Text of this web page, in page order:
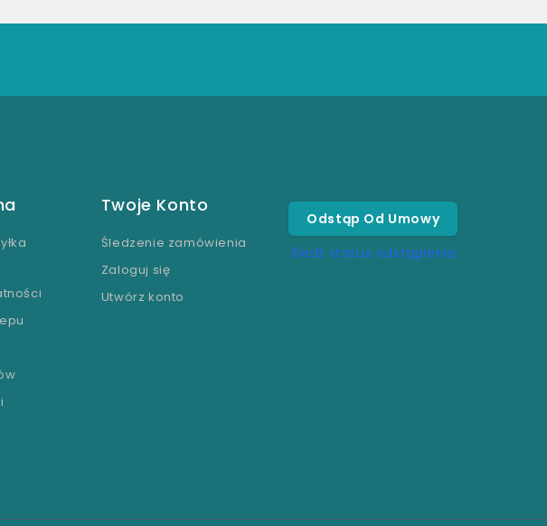
Twoje Konto
Śledzenie zamówienia
Zaloguj się
Utwórz konto
Odstąp Od Umowy
Śledź status odstąpienia